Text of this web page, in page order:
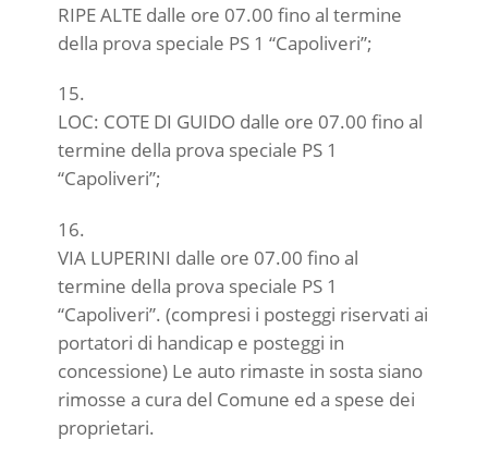
RIPE ALTE dalle ore 07.00 fino al termine
della prova speciale PS 1 “Capoliveri”;
LOC: COTE DI GUIDO dalle ore 07.00 fino al
termine della prova speciale PS 1
“Capoliveri”;
VIA LUPERINI dalle ore 07.00 fino al
termine della prova speciale PS 1
“Capoliveri”. (compresi i posteggi riservati ai
portatori di handicap e posteggi in
concessione) Le auto rimaste in sosta siano
rimosse a cura del Comune ed a spese dei
proprietari.